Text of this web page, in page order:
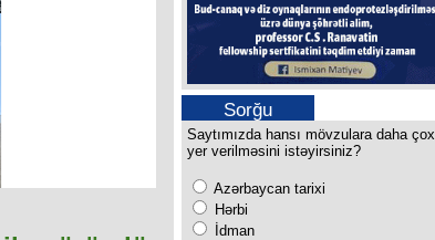
Sorğu
Saytımızda hansı mövzulara daha çox
yer verilməsini istəyirsiniz?
Azərbaycan tarixi
Hərbi
İdman